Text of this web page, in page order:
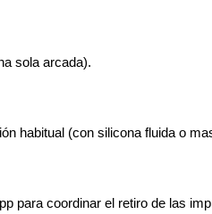
sola arcada).
habitual (con silicona fluida o
para coordinar el retiro de las